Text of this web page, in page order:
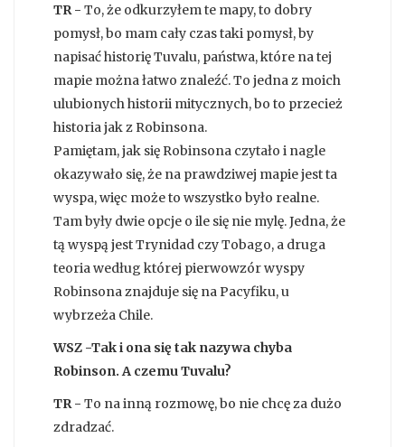
TR - To, że odkurzyłem te mapy, to dobry
pomysł, bo mam cały czas taki pomysł, by
napisać historię Tuvalu, państwa, które na tej
mapie można łatwo znaleźć. To jedna z moich
ulubionych historii mitycznych, bo to przecież
historia jak z Robinsona.
Pamiętam, jak się Robinsona czytało i nagle
okazywało się, że na prawdziwej mapie jest ta
wyspa, więc może to wszystko było realne.
Tam były dwie opcje o ile się nie mylę. Jedna, że
tą wyspą jest Trynidad czy Tobago, a druga
teoria według której pierwowzór wyspy
Robinsona znajduje się na Pacyfiku, u
wybrzeża Chile.
WSZ -Tak i ona się tak nazywa chyba
Robinson. A czemu Tuvalu?
TR - To na inną rozmowę, bo nie chcę za dużo
zdradzać.